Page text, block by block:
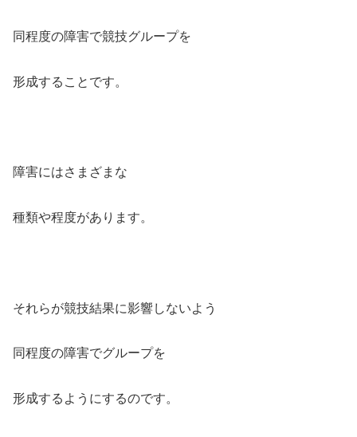
同程度の障害で競技グループを
形成することです。
障害にはさまざまな
種類や程度があります。
それらが競技結果に影響しないよう
同程度の障害でグループを
形成するようにするのです。